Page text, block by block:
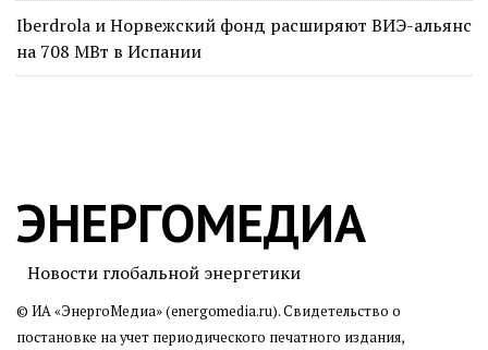
Iberdrola и Норвежский фонд расширяют ВИЭ-альянс
на 708 МВт в Испании
ЭНЕРГОМЕДИА
Новости глобальной энергетики
© ИА «ЭнергоМедиа» (energomedia.ru). Свидетельство о
постановке на учет периодического печатного издания,